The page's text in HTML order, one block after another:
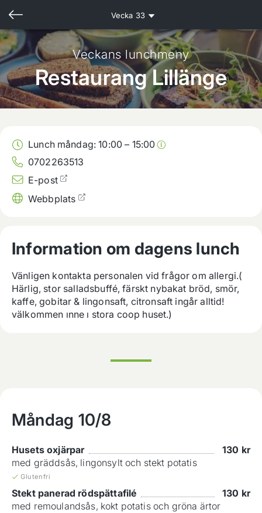
Vecka 33
Veckans lunchmeny
Restaurang Lillänge
Lunch måndag:10:00 – 15:00
0702263513
E-post
Webbplats
Information om dagens lunch
Vänligen kontakta personalen vid frågor om allergi.(
Härlig, stor salladsbuffé, färskt nybakat bröd, smör,
kaffe, gobitar & lingonsaft, citronsaft ingår alltid!
välkommen ınne ı stora coop huset.)
Måndag 10/8
Husets oxjärpar 130 kr
med gräddsås, lingonsylt och stekt potatis
Glutenfri
Stekt panerad rödspättafilé 130 kr
med remoulandsås, kokt potatis och gröna ärtor